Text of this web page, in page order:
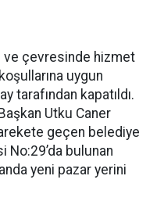
ve çevresinde hizmet
uygun
tarafından kapatıldı.
Utku Caner
geçen belediye
No:29’da bulunan
yeni pazar yerini